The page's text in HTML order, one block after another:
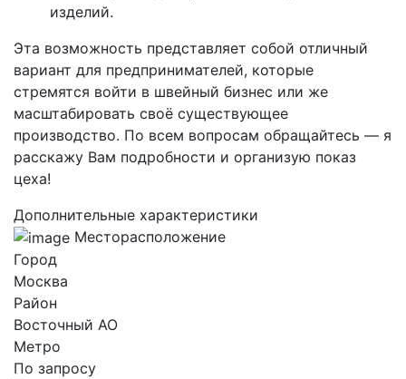
изделий.
Эта возможность представляет собой отличный
вариант для предпринимателей, которые
стремятся войти в швейный бизнес или же
масштабировать своё существующее
производство. По всем вопросам обращайтесь — я
расскажу Вам подробности и организую показ
цеха!
Дополнительные характеристики
Месторасположение
Город
Москва
Район
Восточный AO
Метро
По запросу